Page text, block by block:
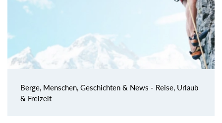
Berge, Menschen, Geschichten & News - Reise, Urlaub
& Freizeit